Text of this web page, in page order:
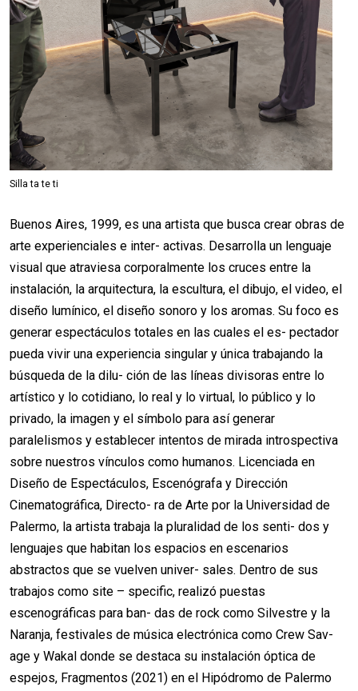
Silla ta te ti
Buenos Aires, 1999, es una artista que busca crear obras de
arte experienciales e inter- activas. Desarrolla un lenguaje
visual que atraviesa corporalmente los cruces entre la
instalación, la arquitectura, la escultura, el dibujo, el video, el
diseño lumínico, el diseño sonoro y los aromas. Su foco es
generar espectáculos totales en las cuales el es- pectador
pueda vivir una experiencia singular y única trabajando la
búsqueda de la dilu- ción de las líneas divisoras entre lo
artístico y lo cotidiano, lo real y lo virtual, lo público y lo
privado, la imagen y el símbolo para así generar
paralelismos y establecer intentos de mirada introspectiva
sobre nuestros vínculos como humanos. Licenciada en
Diseño de Espectáculos, Escenógrafa y Dirección
Cinematográfica, Directo- ra de Arte por la Universidad de
Palermo, la artista trabaja la pluralidad de los senti- dos y
lenguajes que habitan los espacios en escenarios
abstractos que se vuelven univer- sales. Dentro de sus
trabajos como site – specific, realizó puestas
escenográficas para ban- das de rock como Silvestre y la
Naranja, festivales de música electrónica como Crew Sav-
age y Wakal donde se destaca su instalación óptica de
espejos, Fragmentos (2021) en el Hipódromo de Palermo